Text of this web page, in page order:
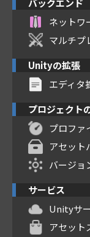
バックエンド
ネットワ
マルチプ
Unityの拡張
エディタ
プロジェクト
プロファ
アセット
バージョ
サービス
Unityサ
アセット